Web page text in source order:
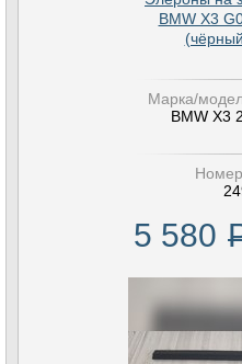
BMW X3
Марка/
BMW X3
5 580